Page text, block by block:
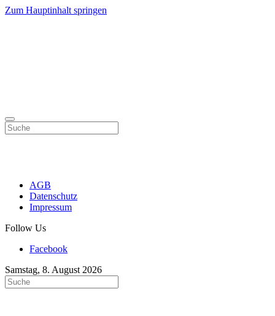
Zum Hauptinhalt springen
AGB
Datenschutz
Impressum
Follow Us
Facebook
Samstag, 8. August 2026